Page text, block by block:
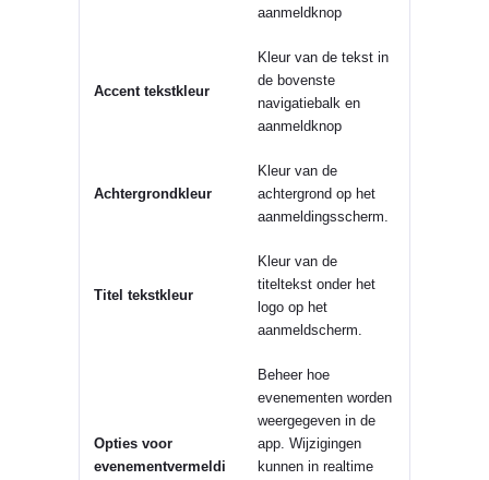
aanmeldknop
Accent tekstkleur
Kleur van de tekst in
de bovenste
navigatiebalk en
aanmeldknop
Achtergrondkleur
Kleur van de
achtergrond op het
aanmeldingsscherm.
Titel tekstkleur
Kleur van de
titeltekst onder het
logo op het
aanmeldscherm.
Opties voor
evenementvermeldi
Beheer hoe
evenementen worden
weergegeven in de
app. Wijzigingen
kunnen in realtime